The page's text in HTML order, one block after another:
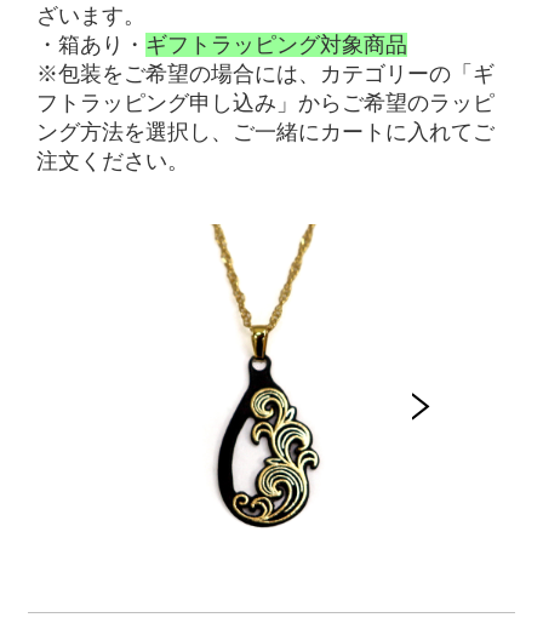
ざいます。
・箱あり ・ ギフトラッピング対象商品
※包装をご希望の場合には、カテゴリーの 「 ギ
フトラッピング申し込み」からご希望のラッピ
ング方法を選択し、ご一緒にカートに入れてご
注文ください。